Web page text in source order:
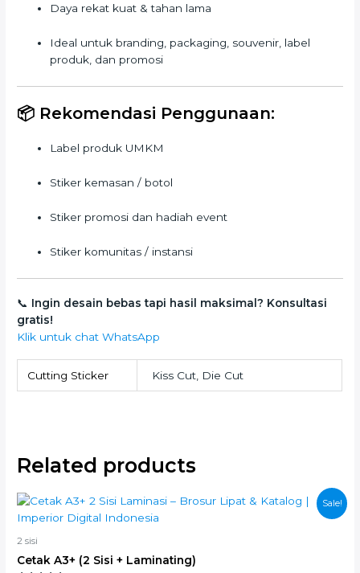
Daya rekat kuat & tahan lama
Ideal untuk branding, packaging, souvenir, label
produk, dan promosi
📦 Rekomendasi Penggunaan:
Label produk UMKM
Stiker kemasan / botol
Stiker promosi dan hadiah event
Stiker komunitas / instansi
📞 Ingin desain bebas tapi hasil maksimal? Konsultasi
gratis!
Klik untuk chat WhatsApp
Cutting Sticker Kiss Cut, Die Cut
Related products
Sale!
2 sisi
Cetak A3+ (2 Sisi + Laminating)
This
product
variants.